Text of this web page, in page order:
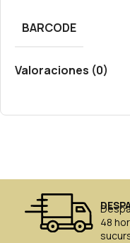
BARCODE
Valoraciones (0)
48